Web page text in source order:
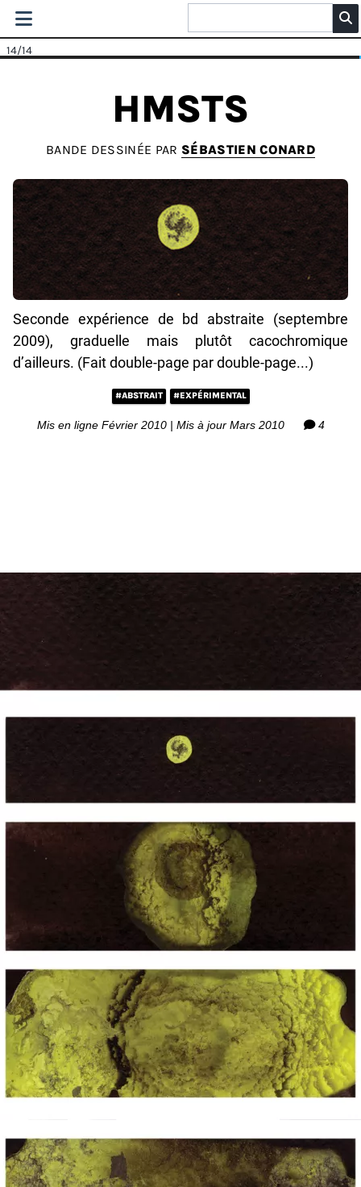
14/14
HMSTS
BANDE DESSINÉE PAR SÉBASTIEN CONARD
Seconde expérience de bd abstraite (septembre
2009), graduelle mais plutôt cacochromique
d’ailleurs. (Fait double-page par double-page...)
#ABSTRAIT #EXPÉRIMENTAL
Mis en ligne Février 2010 | Mis à jour Mars 2010 4